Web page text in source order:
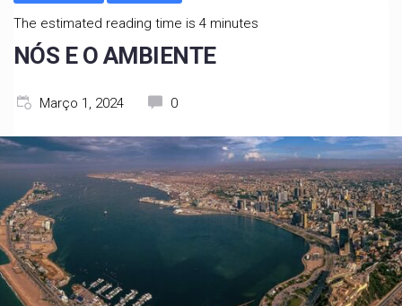
The estimated reading time is 4 minutes
NÓS E O AMBIENTE
Março 1, 2024 0